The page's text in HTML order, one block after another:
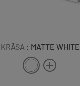
KRĀSA : MATTE WHITE